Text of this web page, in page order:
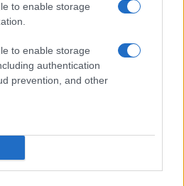
to enable storage
to enable storage
authentication
prevention, and other
partnereinek számítaniuk
elkövetkező években is
különösen, ha
egy regionális légvédelmi
amelyet
a szerző.